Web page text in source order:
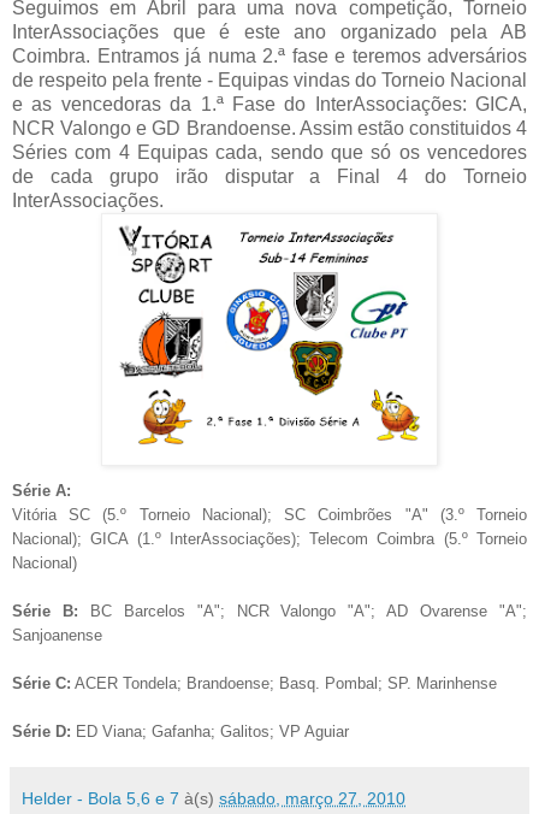
Seguimos em Abril para uma nova competição, Torneio
InterAssociações que é este ano organizado pela AB
Coimbra. Entramos já numa 2.ª fase e teremos adversários
de respeito pela frente - Equipas vindas do Torneio Nacional
e as vencedoras da 1.ª Fase do InterAssociações: GICA,
NCR Valongo e GD Brandoense. Assim estão constituidos 4
Séries com 4 Equipas cada, sendo que só os vencedores
de cada grupo irão disputar a Final 4 do Torneio
InterAssociações.
Série A:
Vitória SC (5.º Torneio Nacional); SC Coimbrões "A" (3.º Torneio
Nacional); GICA (1.º InterAssociações); Telecom Coimbra (5.º Torneio
Nacional)
Série B: BC Barcelos "A"; NCR Valongo "A"; AD Ovarense "A";
Sanjoanense
Série C: ACER Tondela; Brandoense; Basq. Pombal; SP. Marinhense
Série D: ED Viana; Gafanha; Galitos; VP Aguiar
Helder - Bola 5,6 e 7 à(s) sábado, março 27, 2010